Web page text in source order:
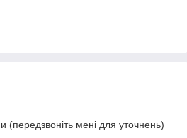
(передзвоніть мені для уточнень)